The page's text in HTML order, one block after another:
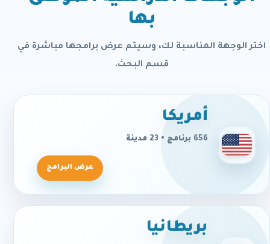
بها
اختر الوجهة المناسبة لك، وسيتم عرض برامجها مباشرة في
قسم البحث.
أمريكا
656 برنامج • 23 مدينة
عرض البرامج
بريطانيا